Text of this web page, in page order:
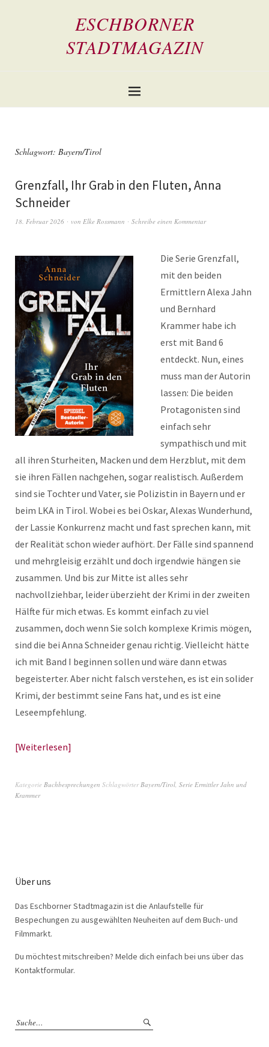
ESCHBORNER
STADTMAGAZIN
Schlagwort: Bayern/Tirol
Grenzfall, Ihr Grab in den Fluten, Anna
Schneider
18. Februar 2026 von Elke Rossmann Schreibe einen Kommentar
Die Serie Grenzfall,
mit den beiden
Ermittlern Alexa Jahn
und Bernhard
Krammer habe ich
erst mit Band 6
entdeckt. Nun, eines
muss man der Autorin
lassen: Die beiden
Protagonisten sind
einfach sehr
sympathisch und mit
all ihren Sturheiten, Macken und dem Herzblut, mit dem
sie ihren Fällen nachgehen, sogar realistisch. Außerdem
sind sie Tochter und Vater, sie Polizistin in Bayern und er
beim LKA in Tirol. Wobei es bei Oskar, Alexas Wunderhund,
der Lassie Konkurrenz macht und fast sprechen kann, mit
der Realität schon wieder aufhört. Der Fälle sind spannend
und mehrgleisig erzählt und doch irgendwie hängen sie
zusammen. Und bis zur Mitte ist alles sehr
nachvollziehbar, leider überzieht der Krimi in der zweiten
Hälfte für mich etwas. Es kommt einfach zu viel
zusammen, doch wenn Sie solch komplexe Krimis mögen,
sind die bei Anna Schneider genau richtig. Vielleicht hätte
ich mit Band I beginnen sollen und wäre dann etwas
begeisterter. Aber nicht falsch verstehen, es ist ein solider
Krimi, der bestimmt seine Fans hat, und es ist eine
Leseempfehlung.
Weiterlesen
Kategorie Buchbesprechungen SchlagwörterBayern/Tirol, Serie Ermittler Jahn und
Krammer
Über uns
Das Eschborner Stadtmagazin ist die Anlaufstelle für
Bespechungen zu ausgewählten Neuheiten auf dem Buch- und
Filmmarkt.
Du möchtest mitschreiben? Melde dich einfach bei uns über das
Kontaktformular.